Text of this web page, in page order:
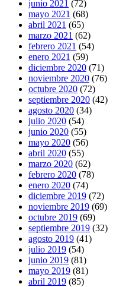
junio 2021 (72)
mayo 2021 (68)
abril 2021 (65)
marzo 2021 (62)
febrero 2021 (54)
enero 2021 (59)
diciembre 2020 (71)
noviembre 2020 (76)
octubre 2020 (72)
septiembre 2020 (42)
agosto 2020 (34)
julio 2020 (54)
junio 2020 (55)
mayo 2020 (56)
abril 2020 (55)
marzo 2020 (62)
febrero 2020 (78)
enero 2020 (74)
diciembre 2019 (72)
noviembre 2019 (69)
octubre 2019 (69)
septiembre 2019 (32)
agosto 2019 (41)
julio 2019 (54)
junio 2019 (81)
mayo 2019 (81)
abril 2019 (85)